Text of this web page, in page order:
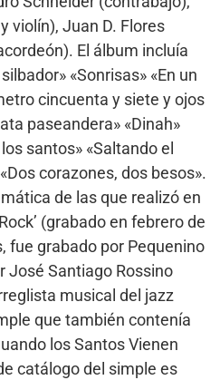
violín), Juan D. Flores
El álbum incluía
«Sonrisas» «En un
cincuenta y siete y ojos
paseandera» «Dinah»
santos» «Saltando el
corazones, dos besos».
de las que realizó en
(grabado en febrero de
fue grabado por Pequenino
José Santiago Rossino
musical del jazz
que también contenía
los Santos Vienen
catálogo del simple es